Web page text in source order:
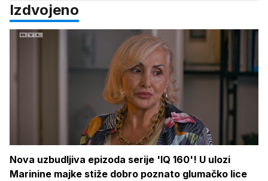
Izdvojeno
Nova uzbudljiva epizoda serije 'IQ 160'! U ulozi
Marinine majke stiže dobro poznato glumačko lice